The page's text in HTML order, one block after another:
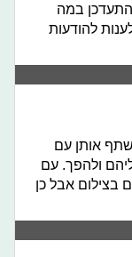
במה
להודעות
אותן עם
ולהפך. עם
בצילום אבל כן